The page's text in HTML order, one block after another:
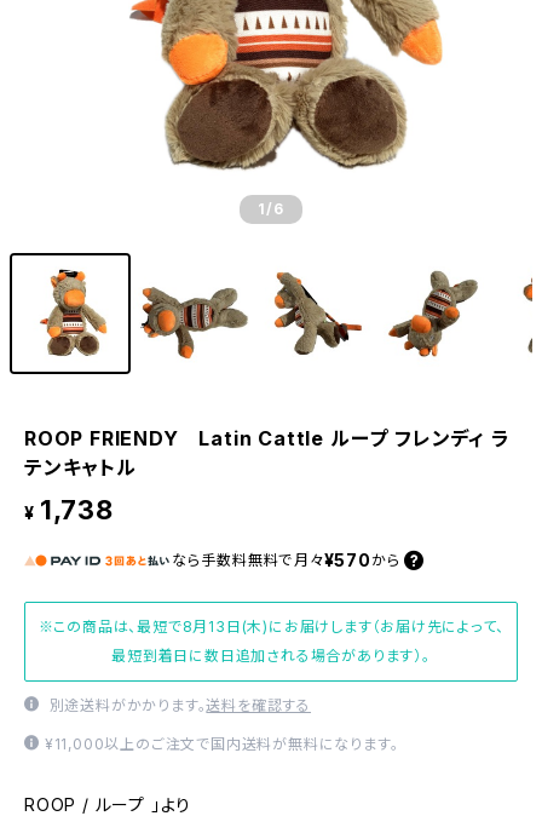
1 /6
ROOP FRIENDY Latin Cattle ループ フレンディ ラ
テンキャトル
¥ 1,738
なら 手数料無料で 月々¥570 から
※この商品は、最短で8月13日(木)にお届けします（お届け先によって、
最短到着日に数日追加される場合があります）。
別途送料がかかります。送料を確認する
¥11,000以上のご注文で国内送料が無料になります。
ROOP / ループ 」より